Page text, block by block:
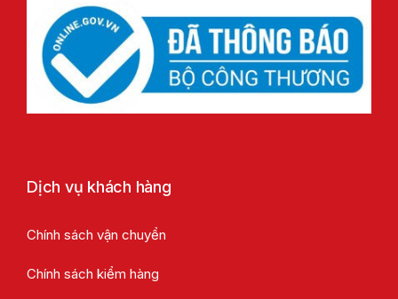
Dịch vụ khách hàng
Chính sách vận chuyển
Chính sách kiểm hàng